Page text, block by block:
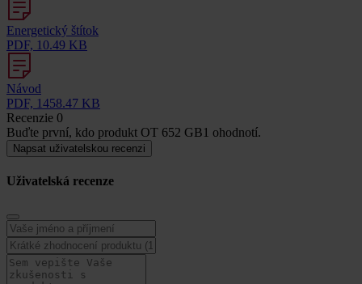
Energetický štítok
PDF, 10.49 KB
Návod
PDF, 1458.47 KB
Recenzie 0
Buďte první, kdo produkt OT 652 GB1 ohodnotí.
Napsat uživatelskou recenzi
Uživatelská recenze